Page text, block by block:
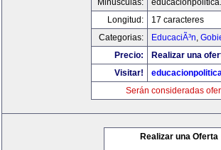
Minusculas:
Longitud:
17 caracteres
Categorias:
EducaciÃ³n,
Precio:
Realizar una
Visitar!
Serán consideradas
Realizar una Oferta